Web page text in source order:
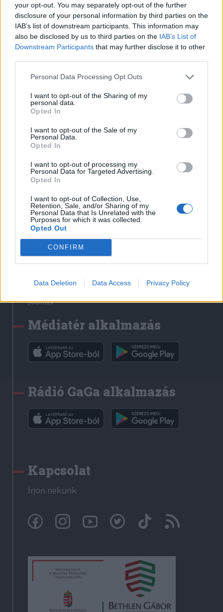
your opt-out. You may separately opt-out of the further
disclosure of your personal information by third parties on the
IAB’s list of downstream participants. This information may
also be disclosed by us to third parties on the IAB’s List of
Downstream Participants that may further disclose it to other
Personal Data Processing Opt Outs
I want to opt-out of the Sharing of my
personal data.
Opted In
I want to opt-out of the Sale of my
Personal Data.
Opted In
I want to opt-out of processing my
Personal Data for Targeted Advertising.
Opted In
I want to opt-out of Collection, Use,
Retention, Sale, and/or Sharing of my
Personal Data that Is Unrelated with the
Purposes for which it was collected.
Opted Out
CONFIRM
Data Deletion Data Access Privacy Policy
Szerzői jogok
Adatvédelmi tájékoztató
Cookie-kezelési tájékoztató
Hozzászólási szabályzat
Nyomtatott lapjaink archívuma
Székely Hírmondó archívuma
Sütibeállítások
Médiatér
Liget
Krónika
Bihari Napló
Erdélyi Napló
Főtér
Rádió GaGa
Jóállás
Médiatér alkalmazás
Rádió GaGa alkalmazás
Kapcsolat
Írjon nekünk